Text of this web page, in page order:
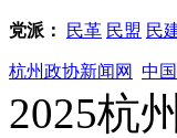
党派： 民革 民盟 民
杭州政协新闻网 中
2025杭